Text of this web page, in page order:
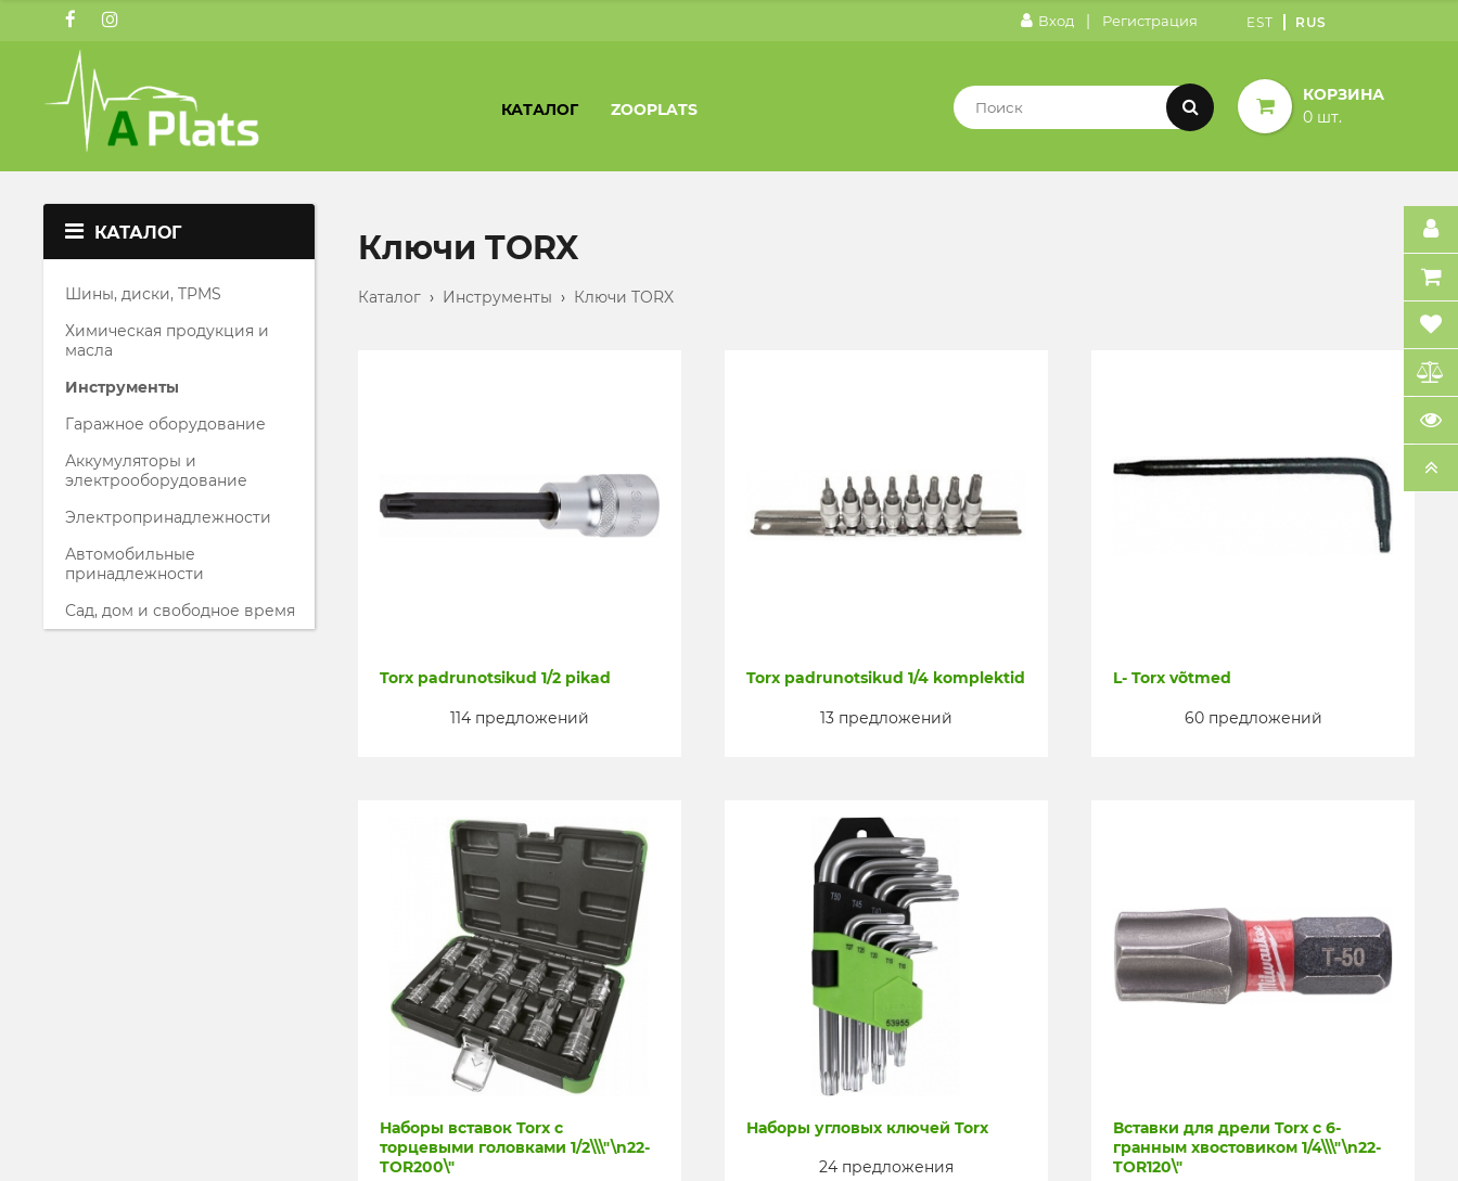
Вход | Регистрация EST RUS
КАТАЛОГ ZOOPLATS
КОРЗИНА
0 шт.
КАТАЛОГ
Шины, диски, TPMS
Химическая продукция и
масла
Инструменты
Гаражное оборудование
Аккумуляторы и
электрооборудование
Электропринадлежности
Автомобильные
принадлежности
Сад, дом и свободное время
Ключи TORX
Каталог › Инструменты › Ключи TORX
Torx padrunotsikud 1/2 pikad
114 предложений
Torx padrunotsikud 1/4 komplektid
13 предложений
L- Torx võtmed
60 предложений
Наборы вставок Torx с
торцевыми головками 1/2\\\"\n22-
TOR200\"
Наборы угловых ключей Torx
24 предложения
Вставки для дрели Torx с 6-
гранным хвостовиком 1/4\\\"\n22-
TOR120\"